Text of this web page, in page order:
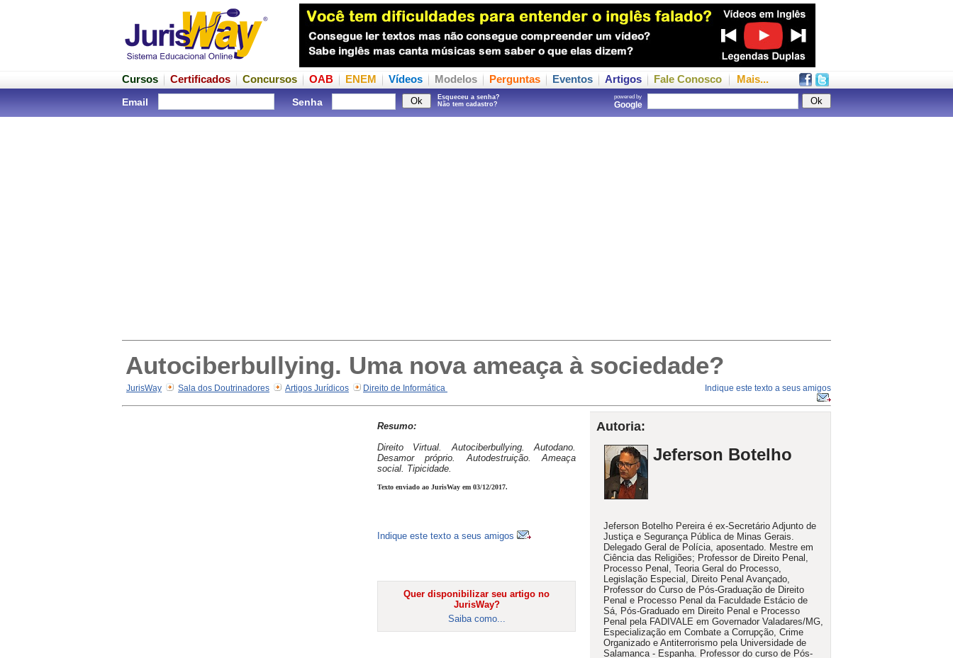
Cursos Certificados Concursos OAB ENEM Vídeos Modelos Perguntas Eventos Artigos Fale Conosco Mais...
Email Senha
Esqueceu a senha?
Não tem cadastro?
powered by
Google
Autociberbullying. Uma nova ameaça à sociedade?
JurisWay Sala dos Doutrinadores Artigos Jurídicos Direito de Informática Indique este texto a seus amigos
Autoria:
Jeferson Botelho
Jeferson Botelho Pereira é ex-Secretário Adjunto de
Justiça e Segurança Pública de Minas Gerais.
Delegado Geral de Polícia, aposentado. Mestre em
Ciência das Religiões; Professor de Direito Penal,
Processo Penal, Teoria Geral do Processo,
Legislação Especial, Direito Penal Avançado,
Professor do Curso de Pós-Graduação de Direito
Penal e Processo Penal da Faculdade Estácio de
Sá, Pós-Graduado em Direito Penal e Processo
Penal pela FADIVALE em Governador Valadares/MG,
Especialização em Combate a Corrupção, Crime
Organizado e Antiterrorismo pela Universidade de
Salamanca - Espanha. Professor do curso de Pós-
Resumo:
Direito Virtual. Autociberbullying. Autodano.
Desamor próprio. Autodestruição. Ameaça
social. Tipicidade.
Texto enviado ao JurisWay em 03/12/2017.
Indique este texto a seus amigos
Quer disponibilizar seu artigo no
JurisWay?
Saiba como...